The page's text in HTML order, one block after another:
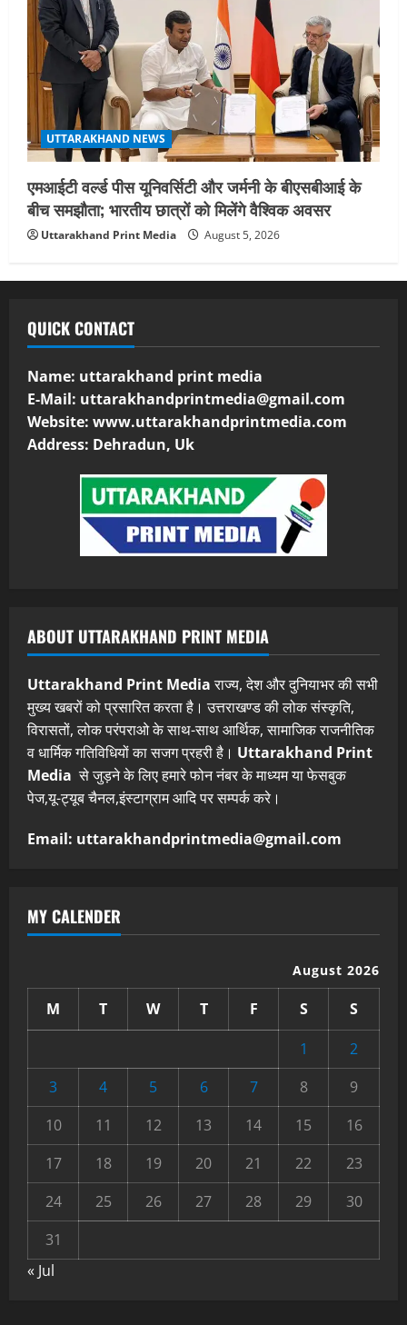
UTTARAKHAND NEWS
एमआईटी वर्ल्ड पीस यूनिवर्सिटी और जर्मनी के बीएसबीआई के
बीच समझौता; भारतीय छात्रों को मिलेंगे वैश्विक अवसर
Uttarakhand Print Media August 5, 2026
QUICK CONTACT
Name: uttarakhand print media
E-Mail: uttarakhandprintmedia@gmail.com
Website: www.uttarakhandprintmedia.com
Address: Dehradun, Uk
ABOUT UTTARAKHAND PRINT MEDIA
Uttarakhand Print Mediaराज्य, देश और दुनियाभर की सभी
मुख्य खबरों को प्रसारित करता है। उत्तराखण्ड की लोक संस्कृति,
विरासतों, लोक परंपराओ के साथ-साथ आर्थिक, सामाजिक राजनीतिक
व धार्मिक गतिविधियों का सजग प्रहरी है। Uttarakhand Print
Media से जुड़ने के लिए हमारे फोन नंबर के माध्यम या फेसबुक
पेज,यू-ट्यूब चैनल,इंस्टाग्राम आदि पर सम्पर्क करे।
Email: uttarakhandprintmedia@gmail.com
MY CALENDER
August 2026
M T W T F S
S
1
2
3
4 5 6 7 8
9
10
11 12 13 14 15
16
17
18 19 20 21 22
23
24
25 26 27 28 29
30
31
« Jul